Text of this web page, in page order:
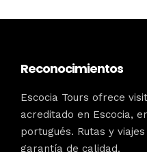
Reconocimientos
Escocia Tours ofrece
acreditado en Escocia,
portugués. Rutas y
garantía de calidad.